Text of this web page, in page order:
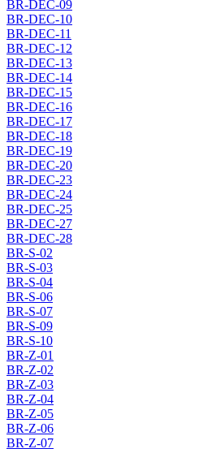
BR-DEC-09
BR-DEC-10
BR-DEC-11
BR-DEC-12
BR-DEC-13
BR-DEC-14
BR-DEC-15
BR-DEC-16
BR-DEC-17
BR-DEC-18
BR-DEC-19
BR-DEC-20
BR-DEC-23
BR-DEC-24
BR-DEC-25
BR-DEC-27
BR-DEC-28
BR-S-02
BR-S-03
BR-S-04
BR-S-06
BR-S-07
BR-S-09
BR-S-10
BR-Z-01
BR-Z-02
BR-Z-03
BR-Z-04
BR-Z-05
BR-Z-06
BR-Z-07